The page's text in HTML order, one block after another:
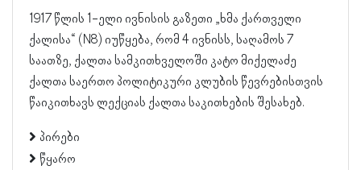
1917 წლის 1-ელი ივნისის გაზეთი „ხმა ქართველი
ქალისა“ (N8) იუწყება, რომ 4 ივნისს, საღამოს 7
საათზე, ქალთა სამკითხველოში კატო მიქელაძე
ქალთა საერთო პოლიტიკური კლუბის წევრებისთვის
წაიკითხავს ლექციას ქალთა საკითხების შესახებ.
პირები
წყარო